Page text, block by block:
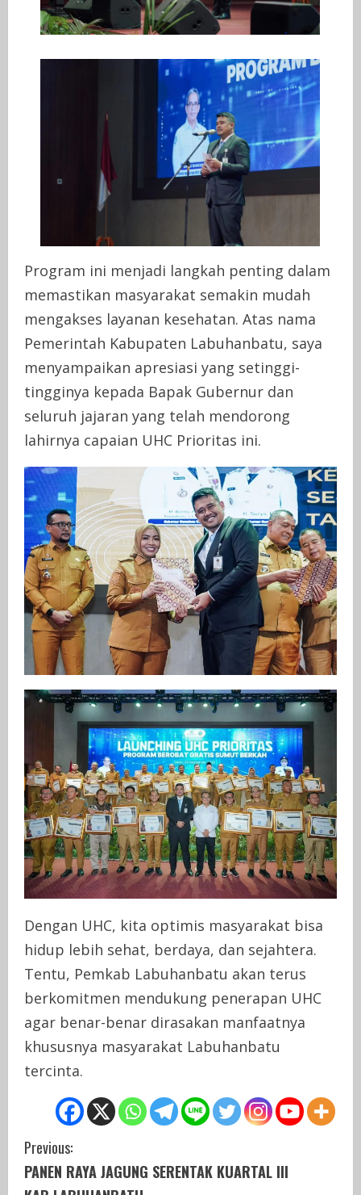
Program ini menjadi langkah penting dalam
memastikan masyarakat semakin mudah
mengakses layanan kesehatan. Atas nama
Pemerintah Kabupaten Labuhanbatu, saya
menyampaikan apresiasi yang setinggi-
tingginya kepada Bapak Gubernur dan
seluruh jajaran yang telah mendorong
lahirnya capaian UHC Prioritas ini.
Dengan UHC, kita optimis masyarakat bisa
hidup lebih sehat, berdaya, dan sejahtera.
Tentu, Pemkab Labuhanbatu akan terus
berkomitmen mendukung penerapan UHC
agar benar-benar dirasakan manfaatnya
khususnya masyarakat Labuhanbatu
tercinta.
C
o
Previous:
PANEN RAYA JAGUNG SERENTAK KUARTAL III